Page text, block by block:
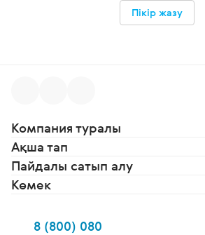
Пікір жазу
Компания туралы
Ақша тап
Пайдалы сатып алу
Көмек
8 (800) 080